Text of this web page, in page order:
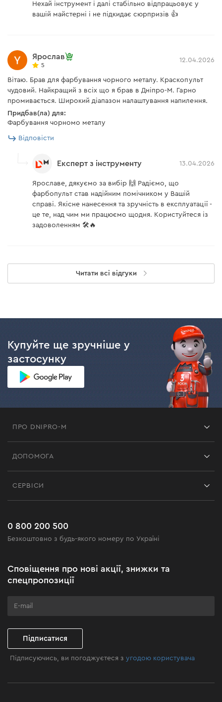
Нехай інструмент і далі стабільно відпрацьовує у
вашій майстерні і не підкидає сюрпризів 👍
Ярослав
5
12.04.2026
Вітаю. Брав для фарбування чорного металу. Краскопульт
чудовий. Найкращий з всіх що я брав в Дніпро-М. Гарно
промивається. Широкий діапазон налаштування напилення.
Придбав(ла) для:
Фарбування чорномо металу
Відповісти
Експерт з інструменту 13.04.2026
Ярославе, дякуємо за вибір 🙌 Радіємо, що
фарбопульт став надійним помічником у Вашій
справі. Якісне нанесення та зручність в експлуатації -
це те, над чим ми працюємо щодня. Користуйтеся із
задоволенням 🛠️🔥
Читати всі відгуки
Купуйте ще зручніше у
застосунку
ПРО DNIPRO-M
Чорна п'ятниця
Клуб майстерності
ДОПОМОГА
Поширені запитання
СЕРВІСИ
0 800 200 500
Безкоштовно з будь-якого номеру по Україні
Сповіщення про нові акції, знижки та
спецпропозиції
Підписатися
Підписуючись, ви погоджуєтеся зугодою користувача